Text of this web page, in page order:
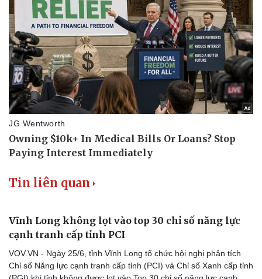
Du lịch
Tư vấn
Săn Tour
check-in
Podcast
Câu chuyện thời sự
Đọc truyện đêm khuya
Cửa sổ tình yêu
Kể chuyện cho bé
Hạt giống tâm hồn
Tin liên quan
Vĩnh Long không lọt vào top 30 chỉ số năng lực
cạnh tranh cấp tỉnh PCI
VOV.VN - Ngày 25/6, tỉnh Vĩnh Long tổ chức hội nghị phân tích
Chỉ số Năng lực cạnh tranh cấp tỉnh (PCI) và Chỉ số Xanh cấp tỉnh